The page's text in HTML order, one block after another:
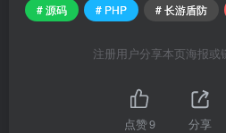
# 源码
# PHP # 长游盾防
注册用户分享本页海报或
点赞9 分享